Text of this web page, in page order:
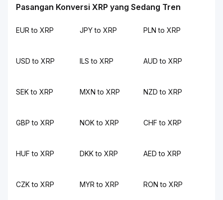
Pasangan Konversi XRP yang Sedang Tren
EUR to XRP JPY to XRP PLN to XRP
USD to XRP ILS to XRP AUD to XRP
SEK to XRP MXN to XRP NZD to XRP
GBP to XRP NOK to XRP CHF to XRP
HUF to XRP DKK to XRP AED to XRP
CZK to XRP MYR to XRP RON to XRP